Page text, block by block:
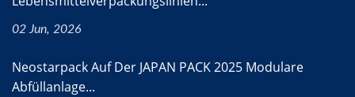
02 Jun, 2026
Neostarpack Auf Der JAPAN PACK 2025 Modulare
Abfüllanlage...